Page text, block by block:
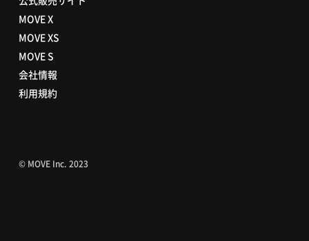
MOVE X
MOVE XS
MOVE S
会社情報
利用規約
© MOVE Inc. 2023